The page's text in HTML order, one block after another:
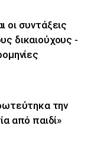
οι συντάξεις
δικαιούχους -
την
από παιδί»